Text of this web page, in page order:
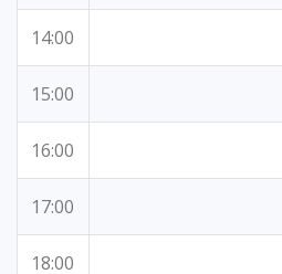
14:00
15:00
16:00
17:00
18:00